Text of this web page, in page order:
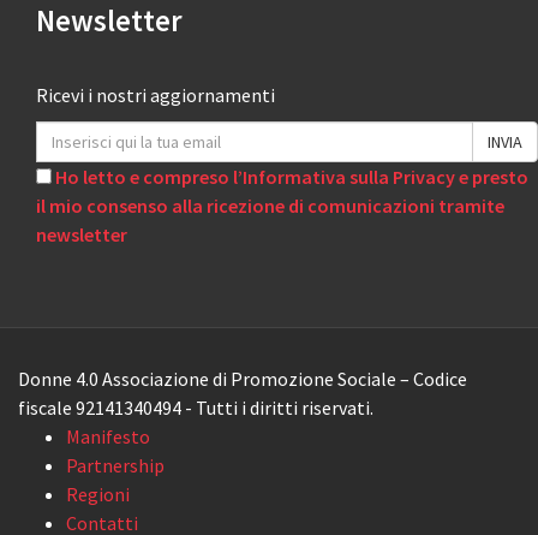
Newsletter
Ricevi i nostri aggiornamenti
Ho letto e compreso l’Informativa sulla Privacy e presto
il mio consenso alla ricezione di comunicazioni tramite
newsletter
Donne 4.0 Associazione di Promozione Sociale – Codice
fiscale 92141340494 - Tutti i diritti riservati.
Manifesto
Partnership
Regioni
Contatti